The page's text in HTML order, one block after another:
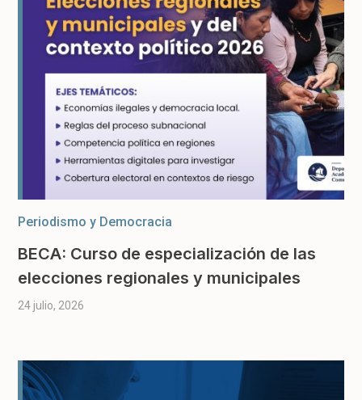
Periodismo y Democracia
BECA: Curso de especialización de las
elecciones regionales y municipales
24 julio, 2026